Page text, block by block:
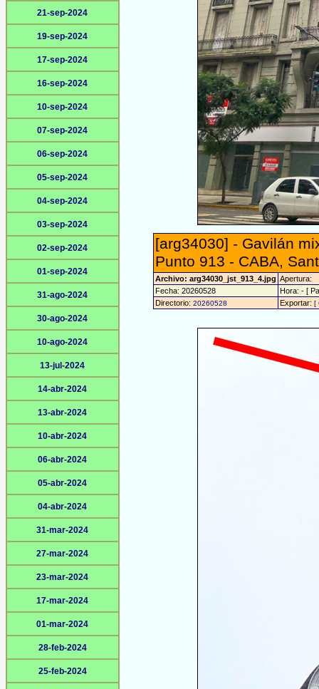
21-sep-2024
19-sep-2024
17-sep-2024
16-sep-2024
10-sep-2024
07-sep-2024
06-sep-2024
05-sep-2024
04-sep-2024
03-sep-2024
02-sep-2024
01-sep-2024
31-ago-2024
30-ago-2024
10-ago-2024
13-jul-2024
14-abr-2024
13-abr-2024
10-abr-2024
06-abr-2024
05-abr-2024
04-abr-2024
31-mar-2024
27-mar-2024
23-mar-2024
17-mar-2024
01-mar-2024
28-feb-2024
25-feb-2024
[arg34030] - Gavilán
Punto 913 - CABA,
Archivo: arg34030_jst_913_4.jpg Apertura:
Fecha: 20260528
Hora: - [
Directorio: 20260528 Exportar: [